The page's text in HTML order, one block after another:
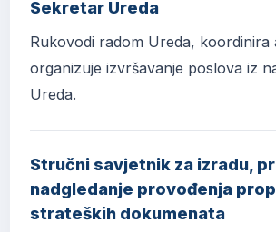
Sekretar Ureda
Rukovodi radom Ureda, koordinira
organizuje izvršavanje poslova iz
Ureda.
Stručni savjetnik za izradu,
nadgledanje provođenja
strateških dokumenata